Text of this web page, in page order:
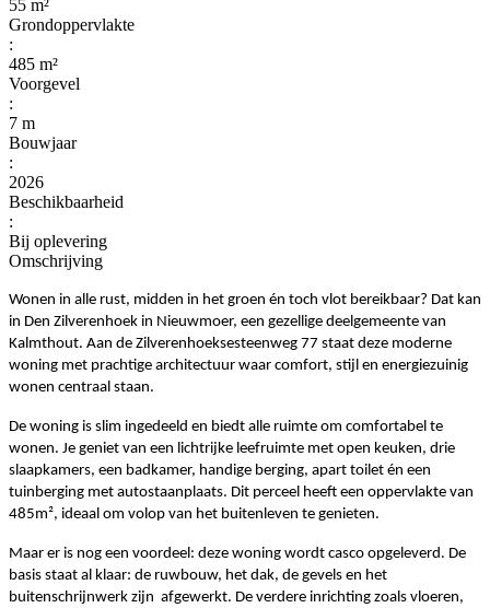
55 m²
Grondoppervlakte
:
485 m²
Voorgevel
:
7 m
Bouwjaar
:
2026
Beschikbaarheid
:
Bij oplevering
Omschrijving
Wonen in alle rust, midden in het groen én toch vlot bereikbaar? Dat kan
in Den Zilverenhoek in Nieuwmoer, een gezellige deelgemeente van
Kalmthout. Aan de Zilverenhoeksesteenweg 77 staat deze moderne
woning met prachtige architectuur waar comfort, stijl en energiezuinig
wonen centraal staan.
De woning is slim ingedeeld en biedt alle ruimte om comfortabel te
wonen. Je geniet van een lichtrijke leefruimte met open keuken, drie
slaapkamers, een badkamer, handige berging, apart toilet én een
tuinberging met autostaanplaats. Dit perceel heeft een oppervlakte van
485m², ideaal om volop van het buitenleven te genieten.
Maar er is nog een voordeel: deze woning wordt casco opgeleverd. De
basis staat al klaar: de ruwbouw, het dak, de gevels en het
buitenschrijnwerk zijn afgewerkt. De verdere inrichting zoals vloeren,